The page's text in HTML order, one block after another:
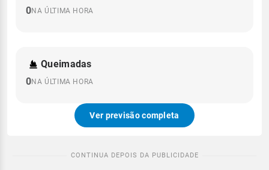
0NA ÚLTIMA HORA
Queimadas
0NA ÚLTIMA HORA
Ver previsão completa